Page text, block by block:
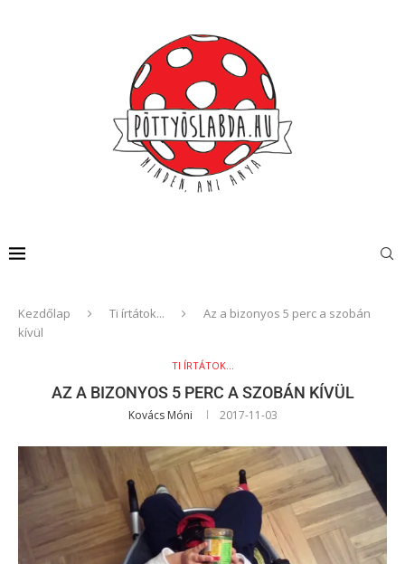
Kezdőlap Ti írtátok...
Az a bizonyos 5 perc a szobán
kívül
TI ÍRTÁTOK...
AZ A BIZONYOS 5 PERC A SZOBÁN KÍVÜL
Kovács Móni 2017-11-03